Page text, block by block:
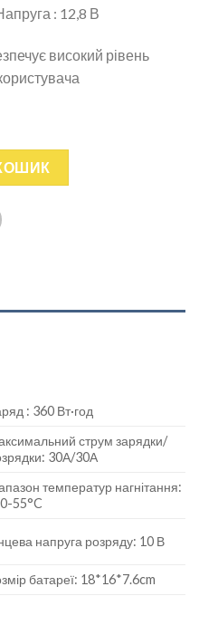
: 12,8 В
високий рівень
Worthy LiFePO4 12 В 30 Ач
: 360 Вт·год
струм зарядки/
30А/30А
температур нагнітання:
55°C
напруга розряду: 10 В
батареї: 18*16*7.6cm